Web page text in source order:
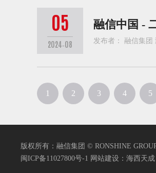
05
2024-08
融信中国 -
发布者： 融信集团
1 2 3 4 5
版权所有：融信集团 © RONSHINE
闽ICP备11027800号-1 网站建设：海西天成